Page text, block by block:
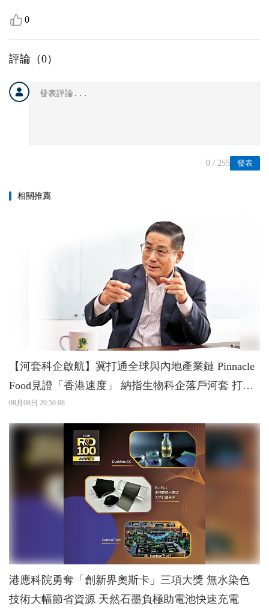
0
評論（0）
發表
0 / 255
相關推薦
【河套科企啟航】冀打通全球與內地產業鏈 Pinnacle
Food見證「香港速度」 納指生物科企落戶河套 打造
灣區「細胞工廠」
08月08日 20:50:08
港應科院勇奪「創新界奧斯卡」三項大獎 無水染色
技術大幅節省資源 天然石墨負極助電池快速充電